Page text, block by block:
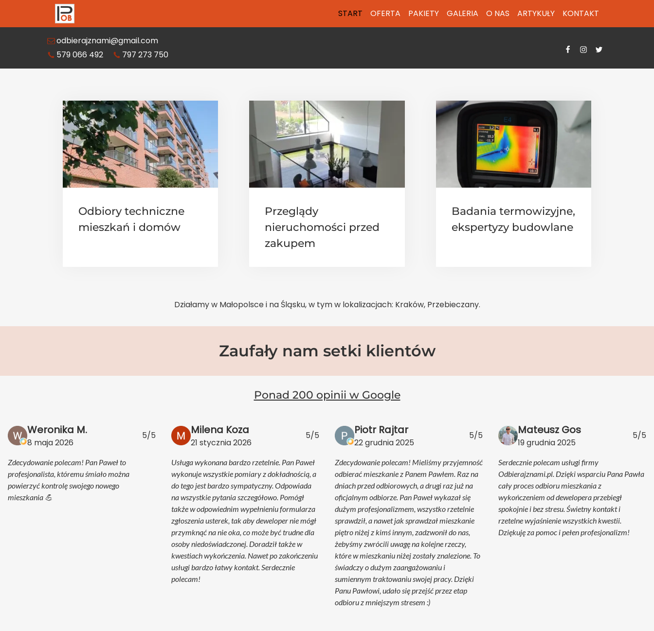
START OFERTA PAKIETY GALERIA O NAS ARTYKUŁY KONTAKT
odbierajznami@gmail.com
579 066 492
797 273 750
Odbiory techniczne
mieszkań i domów
Przeglądy
nieruchomości przed
zakupem
Badania termowizyjne,
ekspertyzy budowlane
Działamy w Małopolsce i na Śląsku, w tym w lokalizacjach: Kraków, Przebieczany.
Zaufały nam setki klientów
Ponad 200 opinii w Google
Weronika M.
8 maja 2026
5/5
Zdecydowanie polecam! Pan Paweł to
profesjonalista, któremu śmiało można
powierzyć kontrolę swojego nowego
mieszkania 💪
Milena Koza
21 stycznia 2026
5/5
Usługa wykonana bardzo rzetelnie. Pan Paweł
wykonuje wszystkie pomiary z dokładnością, a
do tego jest bardzo sympatyczny. Odpowiada
na wszystkie pytania szczegółowo. Pomógł
także w odpowiednim wypełnieniu formularza
zgłoszenia usterek, tak aby deweloper nie mógł
przymknąć na nie oka, co może być trudne dla
osoby niedoświadczonej. Doradził także w
kwestiach wykończenia. Nawet po zakończeniu
usługi bardzo łatwy kontakt. Serdecznie
polecam!
Piotr Rajtar
22 grudnia 2025
5/5
Zdecydowanie polecam! Mieliśmy przyjemność
odbierać mieszkanie z Panem Pawłem. Raz na
dniach przed odbiorowych, a drugi raz już na
oficjalnym odbiorze. Pan Paweł wykazał się
dużym profesjonalizmem, wszystko rzetelnie
sprawdził, a nawet jak sprawdzał mieszkanie
piętro niżej z kimś innym, zadzwonił do nas,
żebyśmy zwrócili uwagę na kolejne rzeczy,
które w mieszkaniu niżej zostały znalezione. To
świadczy o dużym zaangażowaniu i
sumiennym traktowaniu swojej pracy. Dzięki
Panu Pawłowi, udało się przejść przez etap
odbioru z mniejszym stresem :)
Mateusz Gos
19 grudnia 2025
5/5
Serdecznie polecam usługi firmy
Odbierajznami.pl. Dzięki wsparciu Pana Pawła
cały proces odbioru mieszkania z
wykończeniem od dewelopera przebiegł
spokojnie i bez stresu. Świetny kontakt i
rzetelne wyjaśnienie wszystkich kwestii.
Dziękuję za pomoc i pełen profesjonalizm!